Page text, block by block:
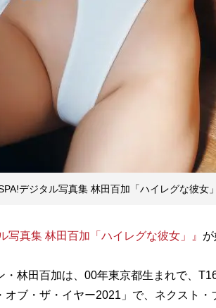
SPA!デジタル写真集 林田百加「ハイレグな彼女
写真集 林田百加「ハイレグな彼女」』
林田百加は、00年東京都生まれで、
オブ・ザ・イヤー2021」で、ネクスト